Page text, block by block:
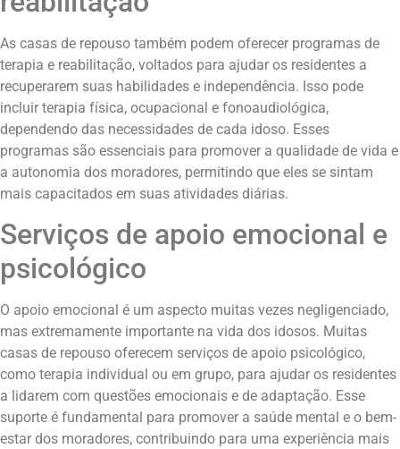
As casas de repouso também podem oferecer programas de
terapia e reabilitação, voltados para ajudar os residentes a
recuperarem suas habilidades e independência. Isso pode
incluir terapia física, ocupacional e fonoaudiológica,
dependendo das necessidades de cada idoso. Esses
programas são essenciais para promover a qualidade de vida e
a autonomia dos moradores, permitindo que eles se sintam
mais capacitados em suas atividades diárias.
Serviços de apoio emocional e
psicológico
O apoio emocional é um aspecto muitas vezes negligenciado,
mas extremamente importante na vida dos idosos. Muitas
casas de repouso oferecem serviços de apoio psicológico,
como terapia individual ou em grupo, para ajudar os residentes
a lidarem com questões emocionais e de adaptação. Esse
suporte é fundamental para promover a saúde mental e o bem-
estar dos moradores, contribuindo para uma experiência mais